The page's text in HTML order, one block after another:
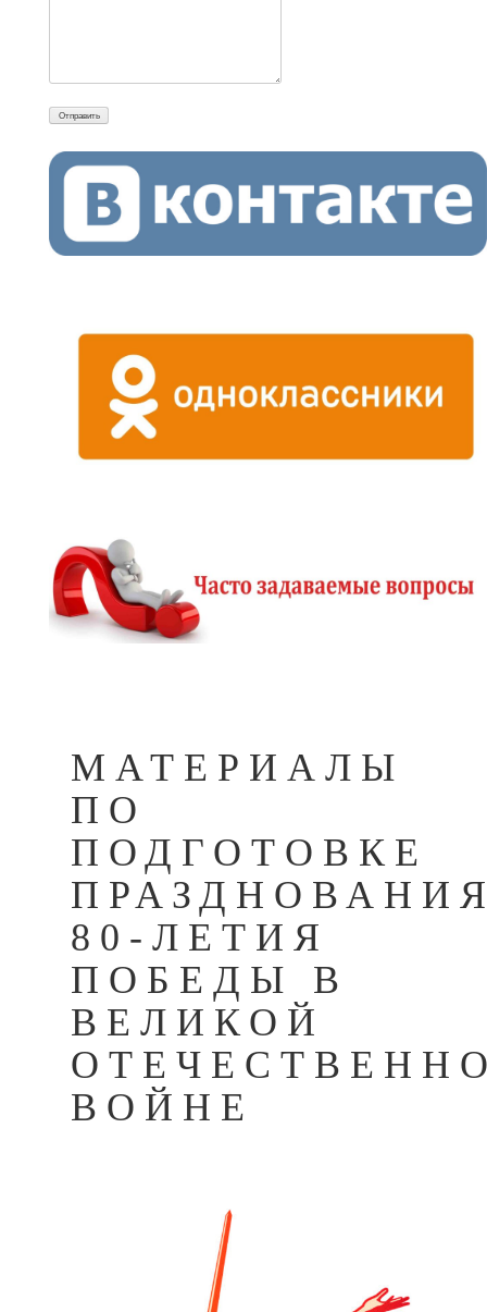
МАТЕРИАЛЫ
ПО
ПОДГОТОВКЕ
80-ЛЕТИЯ
ПОБЕДЫ В
ВЕЛИКОЙ
ВОЙНЕ